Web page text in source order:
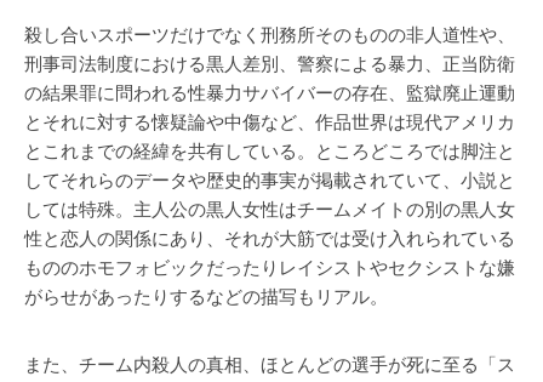
殺し合いスポーツだけでなく刑務所そのものの非人道性や、
刑事司法制度における黒人差別、警察による暴力、正当防衛
の結果罪に問われる性暴力サバイバーの存在、監獄廃止運動
とそれに対する懐疑論や中傷など、作品世界は現代アメリカ
とこれまでの経緯を共有している。ところどころでは脚注と
してそれらのデータや歴史的事実が掲載されていて、小説と
しては特殊。主人公の黒人女性はチームメイトの別の黒人女
性と恋人の関係にあり、それが大筋では受け入れられている
もののホモフォビックだったりレイシストやセクシストな嫌
がらせがあったりするなどの描写もリアル。
また、チーム内殺人の真相、ほとんどの選手が死に至る「ス